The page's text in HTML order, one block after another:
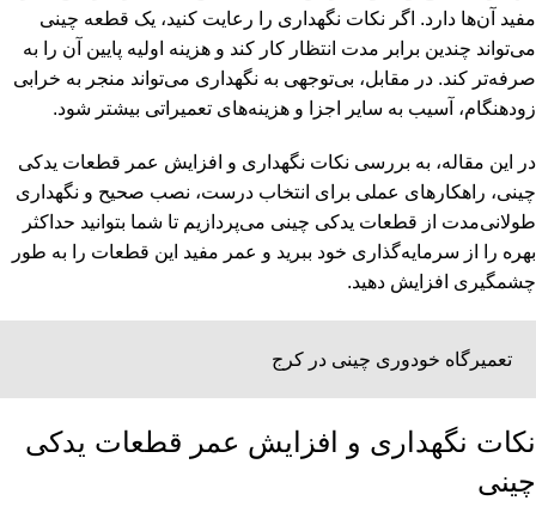
مفید آن‌ها دارد. اگر نکات نگهداری را رعایت کنید، یک قطعه چینی
می‌تواند چندین برابر مدت انتظار کار کند و هزینه اولیه پایین آن را به
صرفه‌تر کند. در مقابل، بی‌توجهی به نگهداری می‌تواند منجر به خرابی
زودهنگام، آسیب به سایر اجزا و هزینه‌های تعمیراتی بیشتر شود.
در این مقاله، به بررسی نکات نگهداری و افزایش عمر قطعات یدکی
چینی، راهکارهای عملی برای انتخاب درست، نصب صحیح و نگهداری
طولانی‌مدت از قطعات یدکی چینی می‌پردازیم تا شما بتوانید حداکثر
بهره را از سرمایه‌گذاری خود ببرید و عمر مفید این قطعات را به طور
چشمگیری افزایش دهید.
تعمیرگاه خودوری چینی در کرج
نکات نگهداری و افزایش عمر قطعات یدکی
چینی